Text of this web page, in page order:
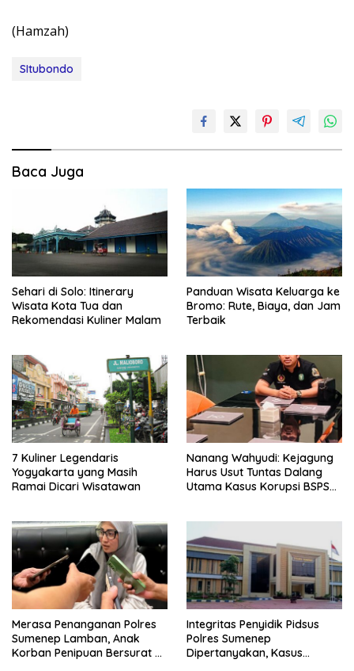
(Hamzah)
SItubondo
Baca Juga
Sehari di Solo: Itinerary
Wisata Kota Tua dan
Rekomendasi Kuliner Malam
Panduan Wisata Keluarga ke
Bromo: Rute, Biaya, dan Jam
Terbaik
7 Kuliner Legendaris
Yogyakarta yang Masih
Ramai Dicari Wisatawan
Nanang Wahyudi: Kejagung
Harus Usut Tuntas Dalang
Utama Kasus Korupsi BSPS
Merasa Penanganan Polres
Sumenep Lamban, Anak
Korban Penipuan Bersurat ke
Integritas Penyidik Pidsus
Polres Sumenep
Dipertanyakan, Kasus